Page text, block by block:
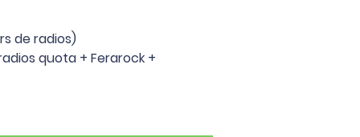
de radios)
quota + Ferarock +